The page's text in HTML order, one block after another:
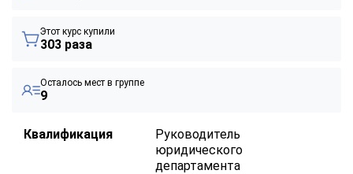
Этот курс купили
303 раза
Осталось мест в группе
9
Квалификация
Руководитель
юридического
департамента